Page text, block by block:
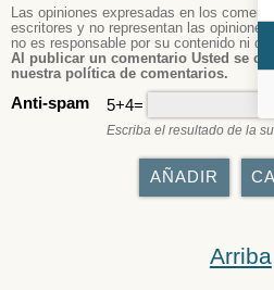
Las opiniones expresadas en los
escritores y no representan las
no es responsable por su contenido ni
Al publicar un comentario Usted se
nuestra política de comentarios.
Anti-spam 5+4=
Escriba el resultado de la
Arriba